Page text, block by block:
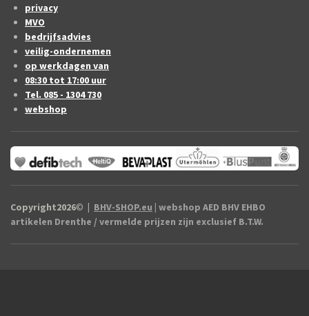
privacy
MVO
bedrijfsadvies
veilig-ondernemen
op werkdagen van
08:30 tot 17:00 uur
Tel. 085 - 1304 730
webshop
Copyright2026© | BHV-SHOP.eu | webshop AED BHV EHBO
artikelen Drenthe / vermelde prijzen zijn exclusief B.T.W.